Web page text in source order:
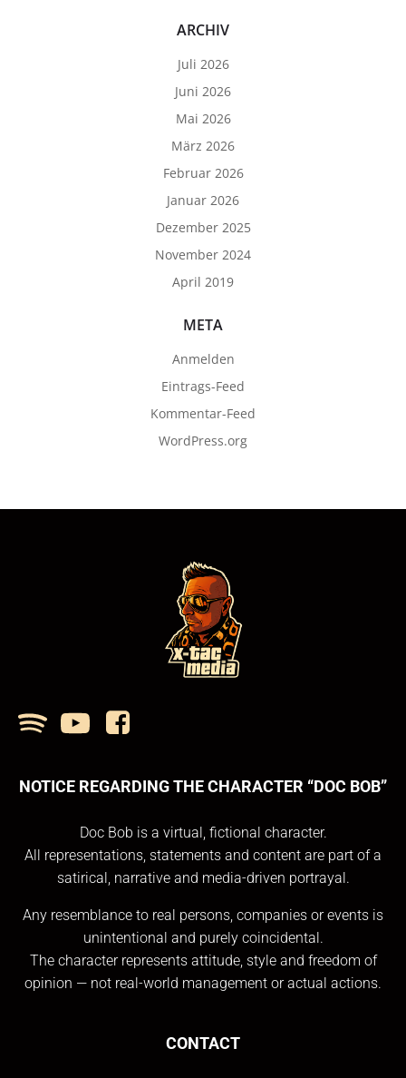
ARCHIV
Juli 2026
Juni 2026
Mai 2026
März 2026
Februar 2026
Januar 2026
Dezember 2025
November 2024
April 2019
META
Anmelden
Eintrags-Feed
Kommentar-Feed
WordPress.org
NOTICE REGARDING THE CHARACTER “DOC BOB”
Doc Bob is a virtual, fictional character.
All representations, statements and content are part of a
satirical, narrative and media-driven portrayal.
Any resemblance to real persons, companies or events is
unintentional and purely coincidental.
The character represents attitude, style and freedom of
opinion — not real-world management or actual actions.
CONTACT